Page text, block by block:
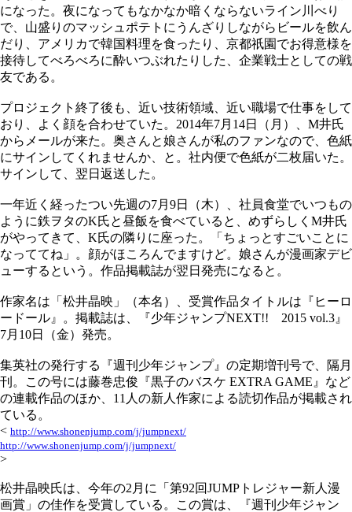
になった。夜になってもなかなか暗くならないライン川べり
で、山盛りのマッシュポテトにうんざりしながらビールを飲ん
だり、アメリカで韓国料理を食ったり、京都祇園でお得意様を
接待してべろべろに酔いつぶれたりした、企業戦士としての戦
友である。
プロジェクト終了後も、近い技術領域、近い職場で仕事をして
おり、よく顔を合わせていた。2014年7月14日（月）、M井氏
からメールが来た。奥さんと娘さんが私のファンなので、色紙
にサインしてくれませんか、と。社内便で色紙が二枚届いた。
サインして、翌日返送した。
一年近く経ったつい先週の7月9日（木）、社員食堂でいつもの
ように鉄ヲタのK氏と昼飯を食べていると、めずらしくM井氏
がやってきて、K氏の隣りに座った。「ちょっとすごいことに
なっててね」。顔がほころんでますけど。娘さんが漫画家デビ
ューするという。作品掲載誌が翌日発売になると。
作家名は「松井晶映」（本名）、受賞作品タイトルは『ヒーロ
ードール』。掲載誌は、『少年ジャンプNEXT!! 2015 vol.3』
7月10日（金）発売。
集英社の発行する『週刊少年ジャンプ』の定期増刊号で、隔月
刊。この号には藤巻忠俊『黒子のバスケ EXTRA GAME』など
の連載作品のほか、11人の新人作家による読切作品が掲載され
ている。
< http://www.shonenjump.com/j/jumpnext/
http://www.shonenjump.com/j/jumpnext/
>
松井晶映氏は、今年の2月に「第92回JUMPトレジャー新人漫
画賞」の佳作を受賞している。この賞は、『週刊少年ジャン